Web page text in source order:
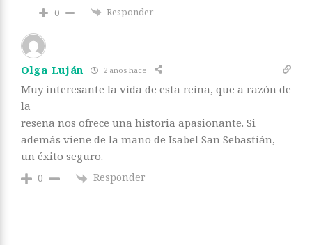
0 Responder
Olga Luján 2 años hace
Muy interesante la vida de esta reina, que a razón de
la
reseña nos ofrece una historia apasionante. Si
además viene de la mano de Isabel San Sebastián,
un éxito seguro.
0 Responder